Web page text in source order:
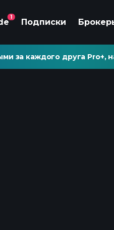
1
Подписки
за каждого друга Pro+,